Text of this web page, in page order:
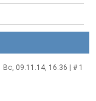
Вс, 09.11.14, 16:36 | # 1